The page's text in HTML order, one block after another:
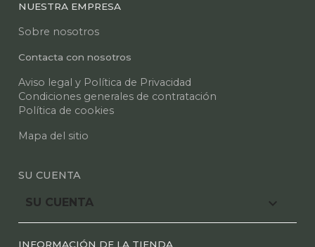
NUESTRA EMPRESA
Sobre nosotros
Contacta con nosotros
Aviso legal y Política de Privacidad
Condiciones generales de contratación
Política de cookies
Mapa del sitio
SU CUENTA
SU CUENTA 
INFORMACIÓN DE LA TIENDA